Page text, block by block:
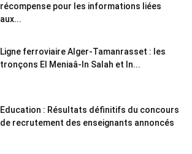
récompense pour les informations liées
aux...
Ligne ferroviaire Alger-Tamanrasset : les
tronçons El Meniaâ-In Salah et In...
Education : Résultats définitifs du concours
de recrutement des enseignants annoncés